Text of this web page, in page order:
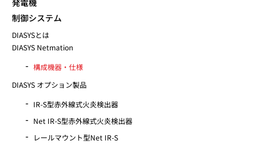
発電機
制御システム
DIASYSとは
DIASYS Netmation
構成機器・仕様
DIASYS オプション製品
IR-S型赤外線式火炎検出器
Net IR-S型赤外線式火炎検出器
レールマウント型Net IR-S